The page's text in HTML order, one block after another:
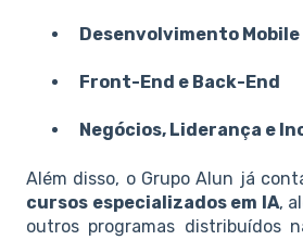
Desenvolvimento Mobile
Front-End e Back-End
Negócios, Liderança e
Além disso, o Grupo Alun já
cursos especializados em IA,
outros programas distribuídos